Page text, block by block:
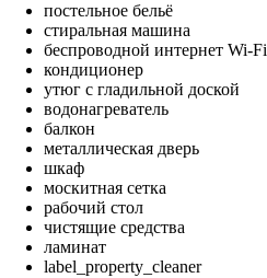
постельное бельё
стиральная машина
беспроводной интернет Wi-Fi
кондиционер
утюг с гладильной доской
водонагреватель
балкон
металлическая дверь
шкаф
москитная сетка
рабочий стол
чистящие средства
ламинат
label_property_cleaner